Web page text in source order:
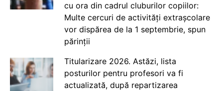
cu ora din cadrul cluburilor copiilor:
Multe cercuri de activități extrașcolare
vor dispărea de la 1 septembrie, spun
părinții
Titularizare 2026. Astăzi, lista
posturilor pentru profesori va fi
actualizată, după repartizarea